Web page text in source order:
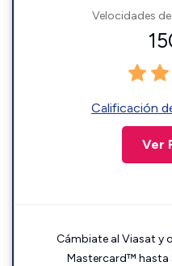
Velocidades
Calificación
Ver
Cámbiate al Viasat y
Mastercard™ hasta